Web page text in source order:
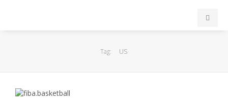
EuroLeague
Tag: US